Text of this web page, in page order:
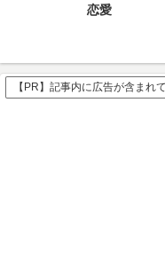
恋愛
【PR】記事内に広告が含まれ